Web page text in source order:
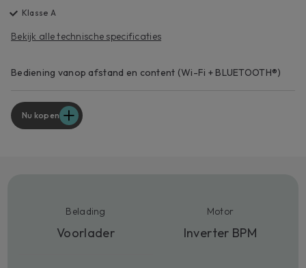
Klasse A
Bekijk alle technische specificaties
Bediening vanop afstand en content (Wi-Fi + BLUETOOTH®)
Nu kopen
Belading
Voorlader
Motor
Inverter BPM